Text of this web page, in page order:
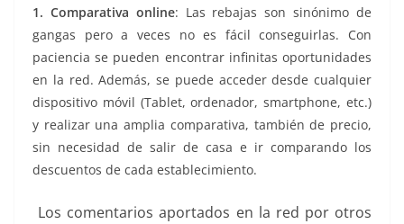
1. Comparativa online: Las rebajas son sinónimo de
gangas pero a veces no es fácil conseguirlas. Con
paciencia se pueden encontrar infinitas oportunidades
en la red. Además, se puede acceder desde cualquier
dispositivo móvil (Tablet, ordenador, smartphone, etc.)
y realizar una amplia comparativa, también de precio,
sin necesidad de salir de casa e ir comparando los
descuentos de cada establecimiento.
Los comentarios aportados en la red por otros